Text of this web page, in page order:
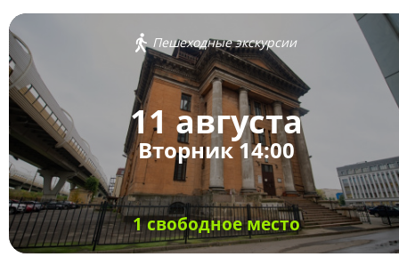
Пешеходные экскурсии
11 августа
Вторник 14:00
1 свободное место